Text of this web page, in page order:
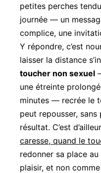
petites perches
journée — un
complice, une
Y répondre, c’est
laisser la distance
toucher non sexuel
une étreinte
minutes — recrée le
peut repousser,
résultat. C’est
caresse, quand le
redonner sa place
plaisir, et non